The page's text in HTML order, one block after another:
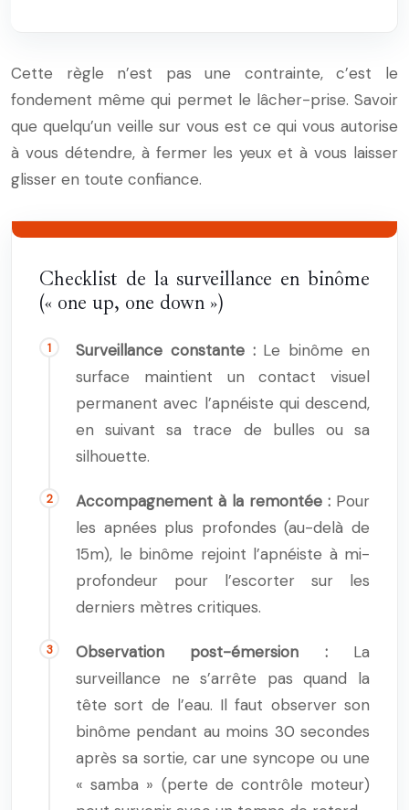
Cette règle n’est pas une contrainte, c’est le
fondement même qui permet le lâcher-prise. Savoir
que quelqu’un veille sur vous est ce qui vous autorise
à vous détendre, à fermer les yeux et à vous laisser
glisser en toute confiance.
Checklist de la surveillance en binôme
(« one up, one down »)
Surveillance constante :Le binôme en
surface maintient un contact visuel
permanent avec l’apnéiste qui descend,
en suivant sa trace de bulles ou sa
silhouette.
Accompagnement à la remontée : Pour
les apnées plus profondes (au-delà de
15m), le binôme rejoint l’apnéiste à mi-
profondeur pour l’escorter sur les
derniers mètres critiques.
Observation post-émersion :La
surveillance ne s’arrête pas quand la
tête sort de l’eau. Il faut observer son
binôme pendant au moins 30 secondes
après sa sortie, car une syncope ou une
« samba » (perte de contrôle moteur)